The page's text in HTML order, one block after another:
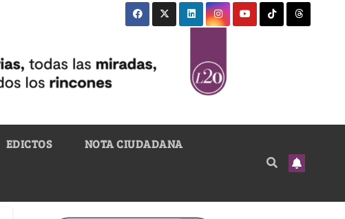
EDICTOS NOTA CIUDADANA